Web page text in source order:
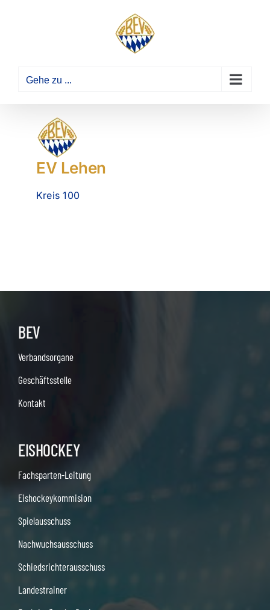
Gehe zu ...
EV Lehen
Kreis 100
BEV
Verbandsorgane
Geschäftsstelle
Kontakt
EISHOCKEY
Fachsparten-Leitung
Eishockeykommision
Spielausschuss
Nachwuchsausschuss
Schiedsrichterausschuss
Landestrainer